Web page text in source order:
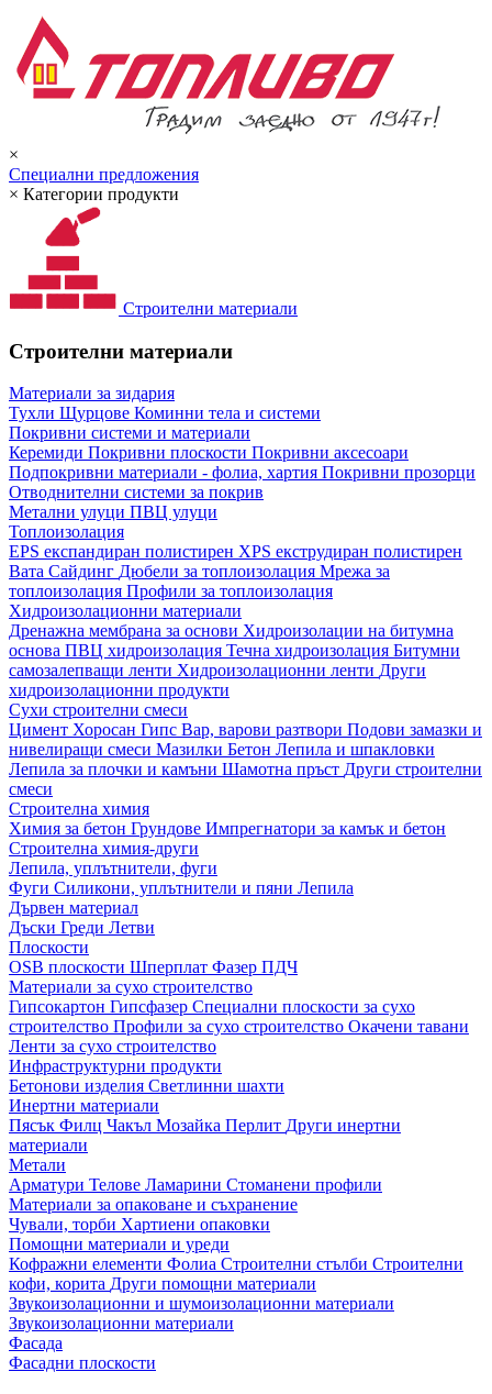
×
Специални предложения
× Категории продукти
Строителни материали
Строителни материали
Материали за зидария
Тухли Щурцове Коминни тела и системи
Покривни системи и материали
Керемиди Покривни плоскости Покривни аксесоари
Подпокривни материали - фолиа, хартия Покривни прозорци
Отводнителни системи за покрив
Метални улуци ПВЦ улуци
Топлоизолация
EPS експандиран полистирен XPS екструдиран полистирен
Вата Сайдинг Дюбели за топлоизолация Мрежа за
топлоизолация Профили за топлоизолация
Хидроизолационни материали
Дренажна мембрана за основи Хидроизолации на битумна
основа ПВЦ хидроизолация Течна хидроизолация Битумни
самозалепващи ленти Хидроизолационни ленти Други
хидроизолационни продукти
Сухи строителни смеси
Цимент Хоросан Гипс Вар, варови разтвори Подови замазки и
нивелиращи смеси Мазилки Бетон Лепила и шпакловки
Лепила за плочки и камъни Шамотна пръст Други строителни
смеси
Строителна химия
Химия за бетон Грундове Импрегнатори за камък и бетон
Строителна химия-други
Лепила, уплътнители, фуги
Фуги Силикони, уплътнители и пяни Лепила
Дървен материал
Дъски Греди Летви
Плоскости
OSB плоскости Шперплат Фазер ПДЧ
Материали за сухо строителство
Гипсокартон Гипсфазер Специални плоскости за сухо
строителство Профили за сухо строителство Окачени тавани
Ленти за сухо строителство
Инфраструктурни продукти
Бетонови изделия Светлинни шахти
Инертни материали
Пясък Филц Чакъл Мозайкa Перлит Други инертни
материали
Метали
Арматури Телове Ламарини Стоманени профили
Материали за опаковане и съхранение
Чували, торби Хартиени опаковки
Помощни материали и уреди
Кофражни елементи Фолиа Строителни стълби Строителни
кофи, корита Други помощни материали
Звукоизолационни и шумоизолационни материали
Звукоизолационни материали
Фасада
Фасадни плоскости